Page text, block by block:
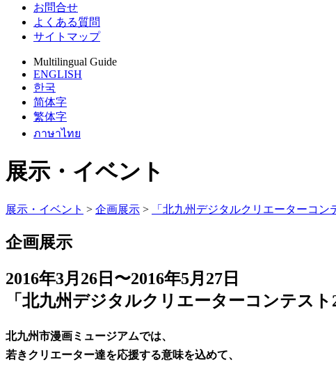
お問合せ
よくある質問
サイトマップ
Multilingual Guide
ENGLISH
한국
简体字
繁体字
ภาษาไทย
展示・イベント
展示・イベント > 企画展示 > 「北九州デジタルクリエーターコ
企画展示
2016年3月26日〜2016年5月27日
「北九州デジタルクリエーターコンテス
北九州市漫画ミュージアムでは、
若きクリエーター達を応援する意味を込めて、